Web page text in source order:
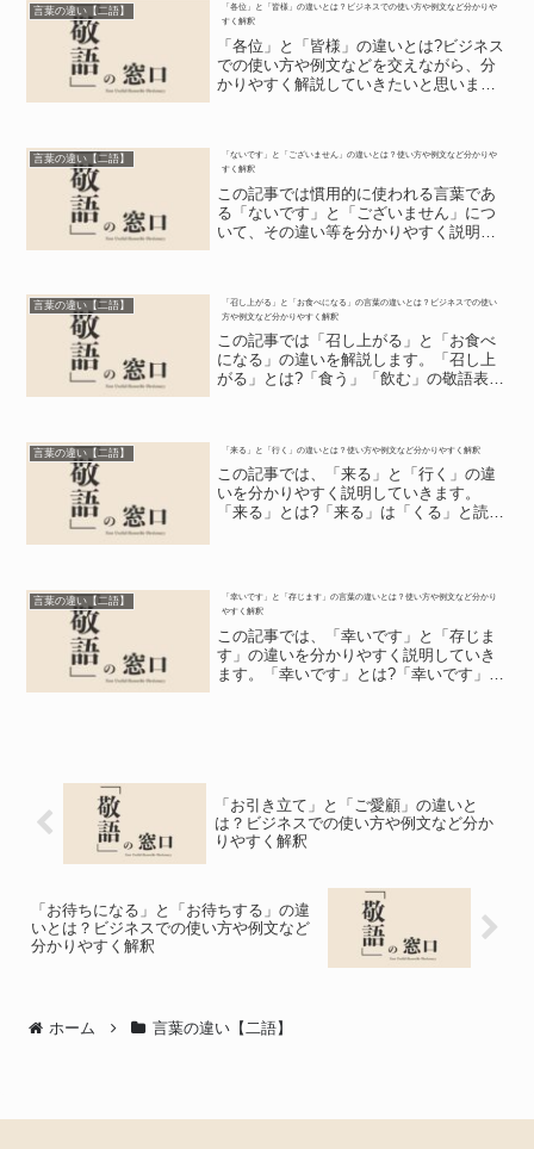
を、恐縮しながら伝えら...
言葉の違い【二語】
「各位」と「皆様」の違いとは？ビジネスでの使い方や例文など分かりや
すく解釈
「各位」と「皆様」の違いとは?ビジネス
での使い方や例文などを交えながら、分
かりやすく解説していきたいと思いま
ルなどで多くの宛先に向...
言葉の違い【二語】
「ないです」と「ございません」の違いとは？使い方や例文など分かりや
すく解釈
この記事では慣用的に使われる言葉であ
る「ないです」と「ございません」につ
いて、その違い等を分かりやすく説明し
味する慣用句です。この言...
言葉の違い【二語】
「召し上がる」と「お食べになる」の言葉の違いとは？ビジネスでの使い
方や例文など分かりやすく解釈
この記事では「召し上がる」と「お食べ
になる」の違いを解説します。「召し上
がる」とは?「食う」「飲む」の敬語表現
ば、上司、取引先の相手、...
言葉の違い【二語】 「来る」と「行く」の違いとは？使い方や例文など分かりやすく解釈
この記事では、「来る」と「行く」の違
いを分かりやすく説明していきます。
「来る」とは?「来る」は「くる」と読
で、人や乗り物、荷物やライ...
言葉の違い【二語】
「幸いです」と「存じます」の言葉の違いとは？使い方や例文など分かり
やすく解釈
この記事では、「幸いです」と「存じま
す」の違いを分かりやすく説明していき
ます。「幸いです」とは?「幸いです」は
「お引き立て」と「ご愛顧」の違いと
は？ビジネスでの使い方や例文など分か
りやすく解釈
「お待ちになる」と「お待ちする」の違
いとは？ビジネスでの使い方や例文など
分かりやすく解釈
ホーム 言葉の違い【二語】